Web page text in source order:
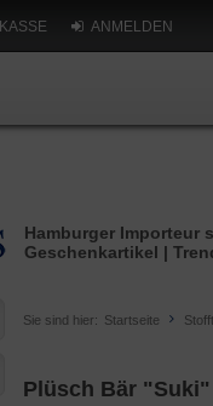
KASSE ANMELDEN
Hamburger Importeur
Geschenkartikel |
Sie sind hier: Startseite
Plüsch Bär